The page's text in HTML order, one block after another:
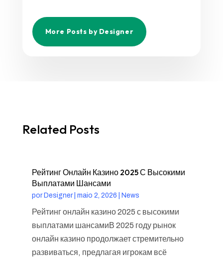
More Posts by Designer
Related Posts
Рейтинг Онлайн Казино 2025 С Высокими
Выплатами Шансами
por Designer| maio 2, 2026 News
Рейтинг онлайн казино 2025 с высокими
выплатами шансамиВ 2025 году рынок
онлайн казино продолжает стремительно
развиваться, предлагая игрокам всё